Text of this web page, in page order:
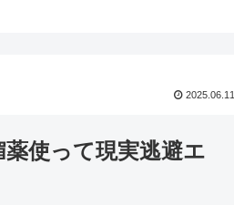
2025.06.11
使って現実逃避エ